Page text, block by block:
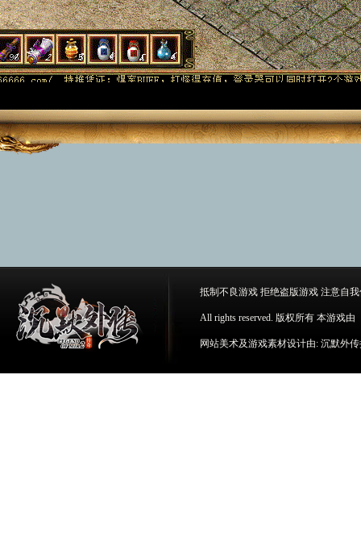
抵制不良游戏 拒绝盗版游戏 注意自
All rights reserved. 版权所有 本游戏
网站美术及游戏素材设计由: 沉默外